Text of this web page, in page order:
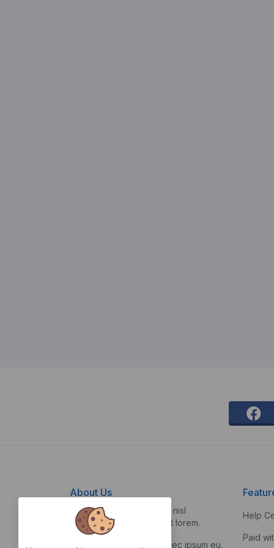
About Us
Vestibulum quis risus sed nisl
pellentesque aliquet et et lorem.
Fusce nibh nisl, gravida nec ipsum eu,
Help
Paid